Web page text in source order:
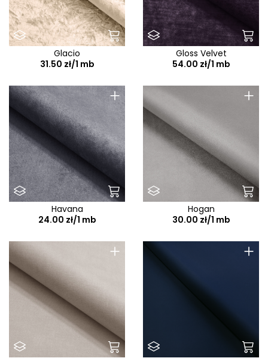
Glacio
31.50 zł/1 mb
Gloss Velvet
54.00 zł/1 mb
+
Havana
24.00 zł/1 mb
+
Hogan
30.00 zł/1 mb
+ +